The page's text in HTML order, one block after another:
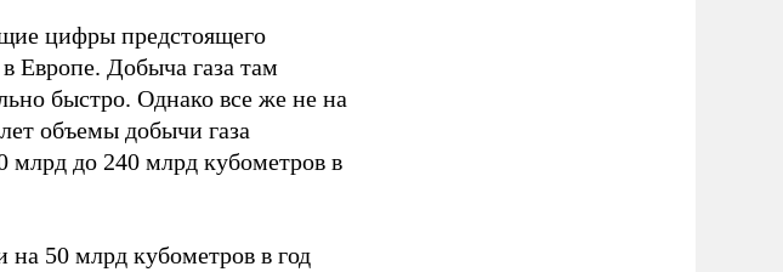
цифры предстоящего
Европе. Добыча газа там
быстро. Однако все же не на
объемы добычи газа
млрд до 240 млрд кубометров в
50 млрд кубометров в год